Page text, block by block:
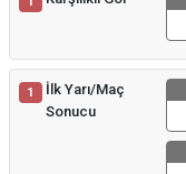
1
İlk Yarı/Maç
Sonucu